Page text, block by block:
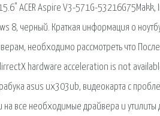
ACER Aspire V3-571G-
8, черный. Краткая информация о
необходимо рассмотреть что
hardware acceleration is not
asus ux303ub, видеокарта с
все необходимые драйвера и утилиты